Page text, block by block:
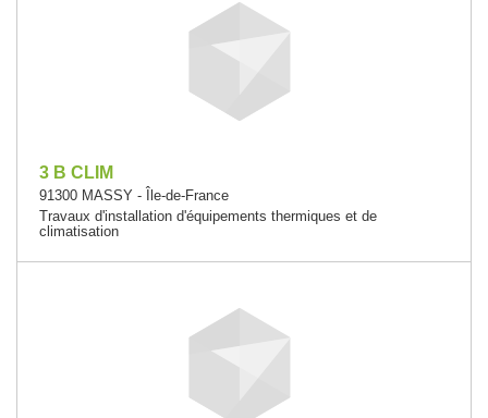
3 B CLIM
91300 MASSY - Île-de-France
Travaux d'installation d'équipements thermiques et de
climatisation